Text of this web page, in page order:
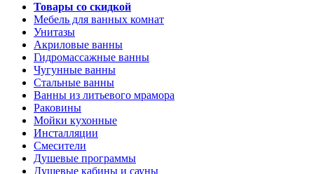
Товары со скидкой
Мебель для ванных комнат
Унитазы
Акриловые ванны
Гидромассажные ванны
Чугунные ванны
Стальные ванны
Ванны из литьевого мрамора
Раковины
Мойки кухонные
Инсталляции
Смесители
Душевые программы
Душевые кабины и сауны